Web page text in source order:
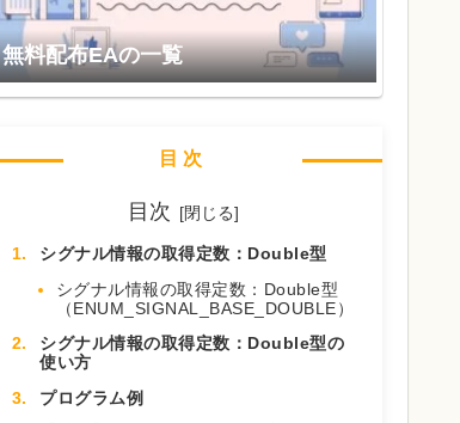
無料配布EAの一覧
目次
目次
シグナル情報の取得定数：Double型
シグナル情報の取得定数：Double型
（ENUM_SIGNAL_BASE_DOUBLE）
シグナル情報の取得定数：Double型の
使い方
プログラム例